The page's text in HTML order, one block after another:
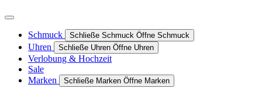
Schmuck Schließe Schmuck Öffne Schmuck
Uhren Schließe Uhren Öffne Uhren
Verlobung & Hochzeit
Sale
Marken
Schließe Marken Öffne Marken